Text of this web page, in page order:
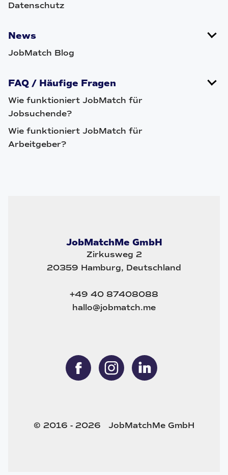
Datenschutz
News
JobMatch Blog
FAQ / Häufige Fragen
Wie funktioniert JobMatch für
Jobsuchende?
Wie funktioniert JobMatch für
Arbeitgeber?
JobMatchMe GmbH
Zirkusweg 2
20359 Hamburg, Deutschland
+49 40 87408088
hallo@jobmatch.me
© 2016 - 2026 JobMatchMe GmbH